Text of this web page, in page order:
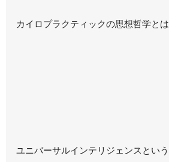
カイロプラクティックの思想哲学とは
ユニバーサルインテリジェンスという